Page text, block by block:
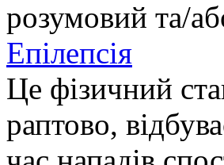
розумовий та/
Епілепсія
Це фізичний
раптово,